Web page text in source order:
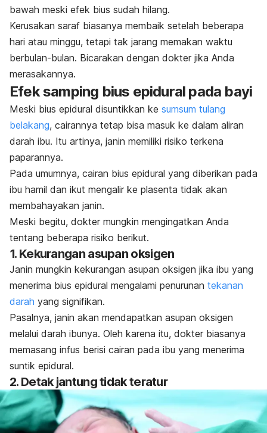
bawah meski efek bius sudah hilang.
Kerusakan saraf biasanya membaik setelah beberapa
hari atau minggu, tetapi tak jarang memakan waktu
berbulan-bulan. Bicarakan dengan dokter jika Anda
merasakannya.
Efek samping bius epidural pada bayi
Meski bius epidural disuntikkan ke sumsum tulang
belakang, cairannya tetap bisa masuk ke dalam aliran
darah ibu. Itu artinya, janin memiliki risiko terkena
paparannya.
Pada umumnya, cairan bius epidural yang diberikan pada
ibu hamil dan ikut mengalir ke plasenta tidak akan
membahayakan janin.
Meski begitu, dokter mungkin mengingatkan Anda
tentang beberapa risiko berikut.
1. Kekurangan asupan oksigen
Janin mungkin kekurangan asupan oksigen jika ibu yang
menerima bius epidural mengalami penurunan tekanan
darah yang signifikan.
Pasalnya, janin akan mendapatkan asupan oksigen
melalui darah ibunya. Oleh karena itu, dokter biasanya
memasang infus berisi cairan pada ibu yang menerima
suntik epidural.
2. Detak jantung tidak teratur